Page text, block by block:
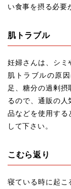
い食事を摂る必要
肌トラブル
妊婦さんは、シミ
肌トラブルの原
足、糖分の過剰摂
るので、通販の人
品などを使用する
して下さい。
こむら返り
寝ている時に起こ